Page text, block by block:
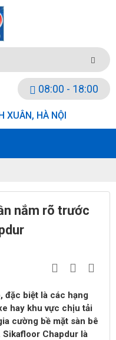
08:00 - 18:00
XUÂN, HÀ NỘI
nắm rõ trước
đặc biệt là các hạng
hay khu vực chịu tải
cường bề mặt sàn bê
Chapdur là